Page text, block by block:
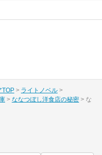
TOP
ライトノベル
ななつぼし洋食店の秘密
な